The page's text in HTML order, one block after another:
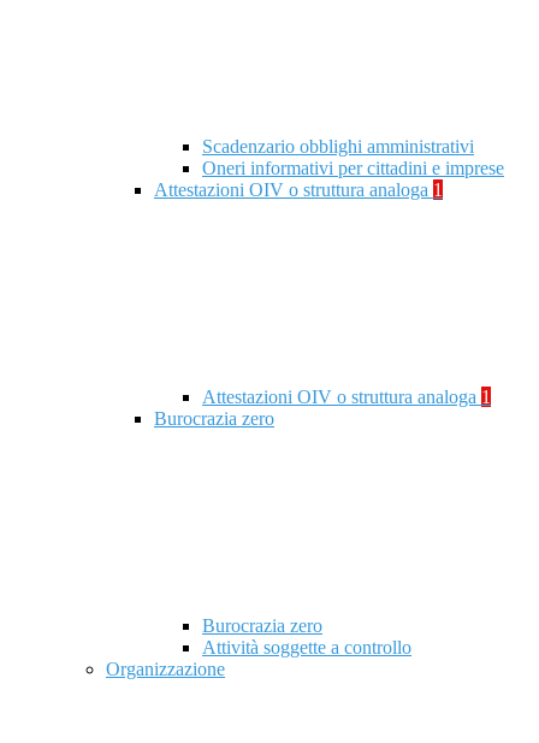
Scadenzario obblighi amministrativi
Oneri informativi per cittadini e imprese
Attestazioni OIV o struttura analoga 1
Attestazioni OIV o struttura analoga 1
Burocrazia zero
Burocrazia zero
Attività soggette a controllo
Organizzazione